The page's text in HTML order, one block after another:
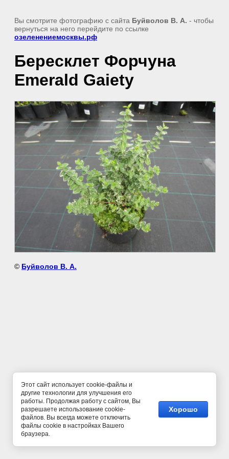
Вы смотрите фотографию с сайта Буйволов В. А. - чтобы
вернуться на него перейдите по ссылке
озеленениемосквы.рф
Бересклет Форчуна
Emerald Gaiety
© Буйволов В. А.
Этот сайт использует cookie-файлы и
другие технологии для улучшения его
работы. Продолжая работу с сайтом, Вы
разрешаете использование cookie-
файлов. Вы всегда можете отключить
файлы cookie в настройках Вашего
браузера.
Хорошо